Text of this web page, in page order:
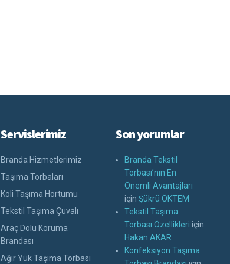
Servislerimiz
Branda Hizmetlerimiz
Taşıma Torbaları
Koli Taşıma Hortumu
Tekstil Taşıma Çuvalı
Araç Dolu Koruma
Brandası
Ağır Yük Taşıma Torbası
Son yorumlar
Branda Tekstil
Torbası’nın En
Önemli Avantajları
için Şükrü ÖKTEM
Tekstil Taşıma
Torbası Özellikleri için
Hakan AKAR
Konfeksiyon Taşıma